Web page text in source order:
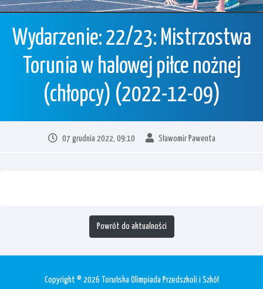
Wydarzenie: 22/23: Mistrzostwa
Torunia w halowej piłce nożnej
(chłopcy) (2022-12-09)
07 grudnia 2022, 09:10 Sławomir Pawenta
Powrót do aktualności
Copyright © 2026 Toruńska Olimpiada Przedszkoli i Szkół